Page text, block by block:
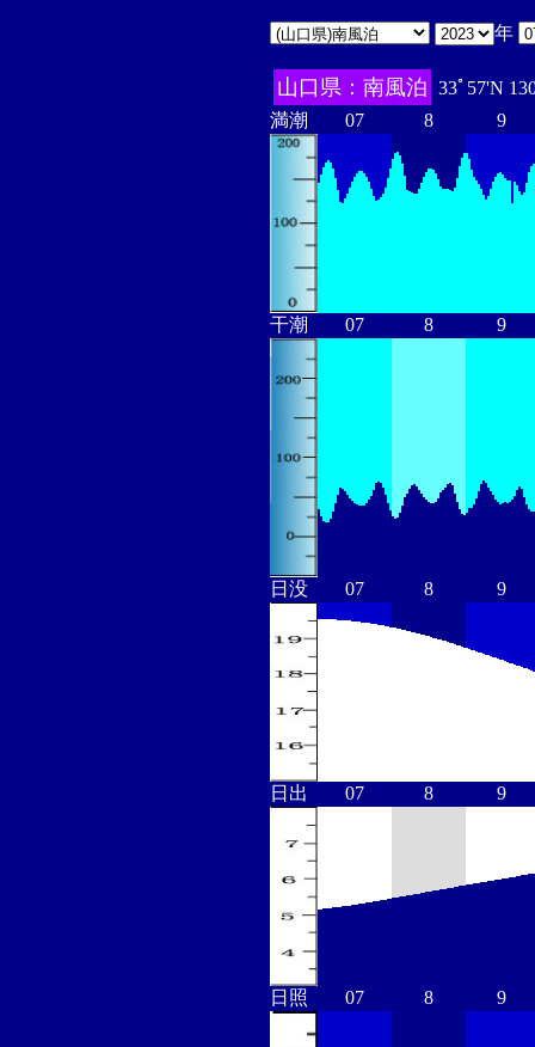
年
山口県：南風泊 33ﾟ57'N
満潮
07 8 9
干潮 07 8 9
日没 07 8 9
日出 07 8 9
日照 07 8 9